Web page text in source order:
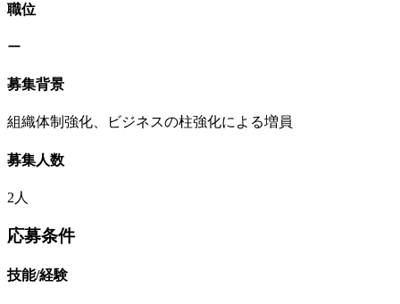
職位
ー
募集背景
組織体制強化、ビジネスの柱強化による増員
募集人数
2人
応募条件
技能/経験